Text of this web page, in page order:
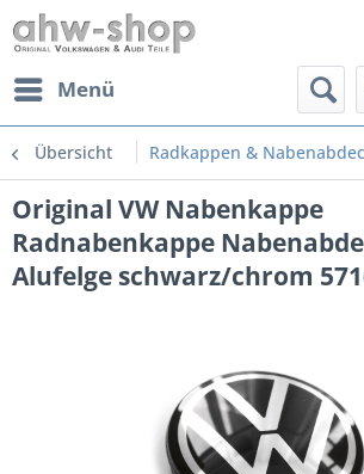
Menü
Übersicht Radkappen &
Original VW Nabenkappe
Radnabenkappe
Alufelge schwarz/chrom